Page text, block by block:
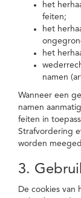
het
feiten;
het
het
namen
Wanneer een
namen
feiten in
Strafvordering
worden
3.
De cookies